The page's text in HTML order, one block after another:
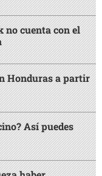
no cuenta con el
Honduras a partir
Así puedes